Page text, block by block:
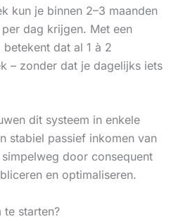
kun je binnen 2–3 maanden
dag krijgen. Met een
dat al 1 à 2
– zonder dat je dagelijks iets
dit systeem in enkele
stabiel passief inkomen van
door consequent
en optimaliseren.
te starten?